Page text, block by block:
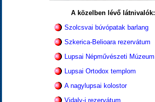
A közelben lévő látnivalók:
Szolcsvai búvópatak barlang
Szkerica-Belioara rezervátum
Lupsai Népművészeti Múzeum
Lupsai Ortodox templom
A nagylupsai kolostor
Vidaly-i rezervátum